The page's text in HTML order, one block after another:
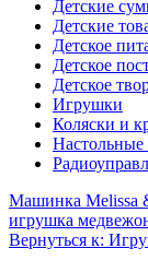
Детские
Детские
Детское
Детское
Детское
Игрушки
Коляски и
Машинка
игрушка
Вернуться к: